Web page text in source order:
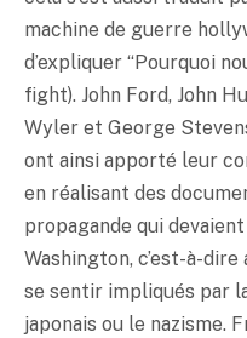
machine de guerre
d’expliquer “Pourquoi
fight). John Ford, John
Wyler et George
ont ainsi apporté leur
en réalisant des
propagande qui
Washington, c’est-à-
se sentir impliqués par
japonais ou le nazisme.